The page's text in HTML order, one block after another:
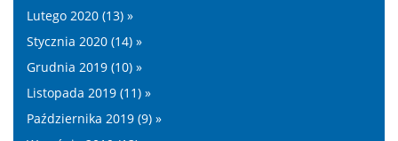
Lutego 2020 (13) »
Stycznia 2020 (14) »
Grudnia 2019 (10) »
Listopada 2019 (11) »
Października 2019 (9) »